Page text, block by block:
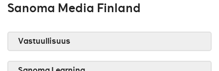
Sanoma Media Finland
Vastuullisuus